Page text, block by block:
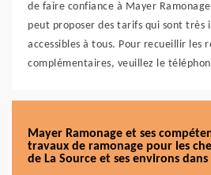
de faire confiance à Mayer
peut proposer des tarifs qui sont très
accessibles à tous. Pour recueillir les
complémentaires, veuillez le
Mayer Ramonage et ses
travaux de ramonage pour les
de La Source et ses environs dans